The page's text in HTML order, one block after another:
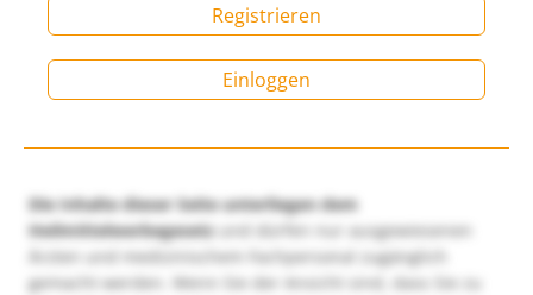
Registrieren
Einloggen
Die Inhalte dieser Seite unterliegen dem
Heilmittelwerbegesetzund dürfen nur ausgewiesenen
Ärzten und medizinischem Fachpersonal zugänglich
gemacht werden. Wenn Sie der Ansicht sind, dass Sie zu